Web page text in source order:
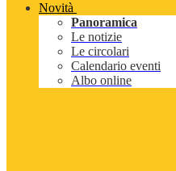
Novità
Panoramica
Le notizie
Le circolari
Calendario eventi
Albo online